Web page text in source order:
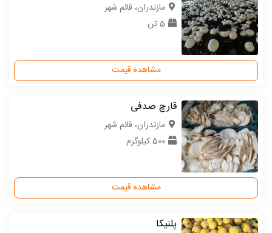
مازندران، قائم شهر
5 تن
مشاهده قیمت
قارچ صدفی
مازندران، قائم شهر
500 کیلوگرم
مشاهده قیمت
پلنیکا